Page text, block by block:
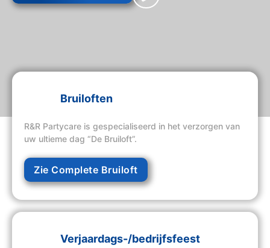
Bruiloften
R&R Partycare is gespecialiseerd in het verzorgen van
uw ultieme dag “De Bruiloft”.
Zie Complete Bruiloft
Verjaardags-/bedrijfsfeest